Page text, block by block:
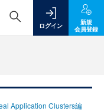
ログイン
新規
会員登録
Application Clusters編